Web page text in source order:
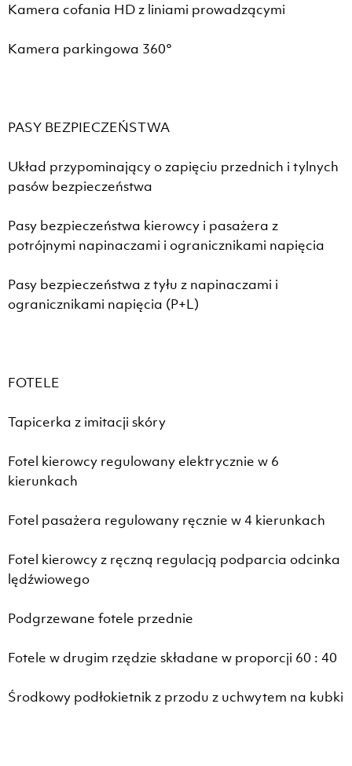
Kamera cofania HD z liniami prowadzącymi
Kamera parkingowa 360°
PASY BEZPIECZEŃSTWA
Układ przypominający o zapięciu przednich i tylnych
pasów bezpieczeństwa
Pasy bezpieczeństwa kierowcy i pasażera z
potrójnymi napinaczami i ogranicznikami napięcia
Pasy bezpieczeństwa z tyłu z napinaczami i
ogranicznikami napięcia (P+L)
FOTELE
Tapicerka z imitacji skóry
Fotel kierowcy regulowany elektrycznie w 6
kierunkach
Fotel pasażera regulowany ręcznie w 4 kierunkach
Fotel kierowcy z ręczną regulacją podparcia odcinka
lędźwiowego
Podgrzewane fotele przednie
Fotele w drugim rzędzie składane w proporcji 60 : 40
Środkowy podłokietnik z przodu z uchwytem na kubki